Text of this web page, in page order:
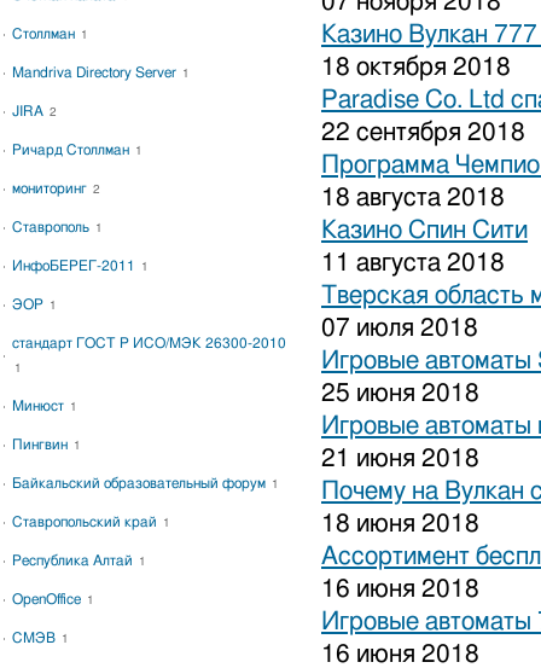
Казино Вулкан
18 октября 2018
Paradise Co. Ltd
22 сентября 2018
Программа
18 августа 2018
Казино Спин Сити
11 августа 2018
Тверская область
07 июля 2018
Игровые автоматы
25 июня 2018
Игровые
21 июня 2018
Почему на Вулкан
18 июня 2018
Ассортимент
16 июня 2018
Игровые автоматы
16 июня 2018
Столлман 1
Mandriva Directory Server 1
JIRA 2
Ричард Столлман 1
мониторинг 2
Ставрополь 1
ИнфоБЕРЕГ-2011 1
ЭОР 1
стандарт ГОСТ Р ИСО/МЭК 26300-2010
1
Минюст 1
Пингвин 1
Байкальский образовательный форум 1
Ставропольский край 1
Республика Алтай 1
OpenOffice 1
СМЭВ 1